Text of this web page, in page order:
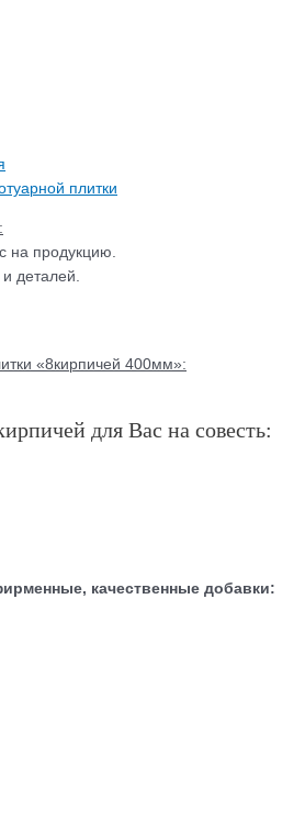
плитки
на продукцию.
деталей.
«8кирпичей 400мм»:
для Вас на совесть:
качественные добавки: